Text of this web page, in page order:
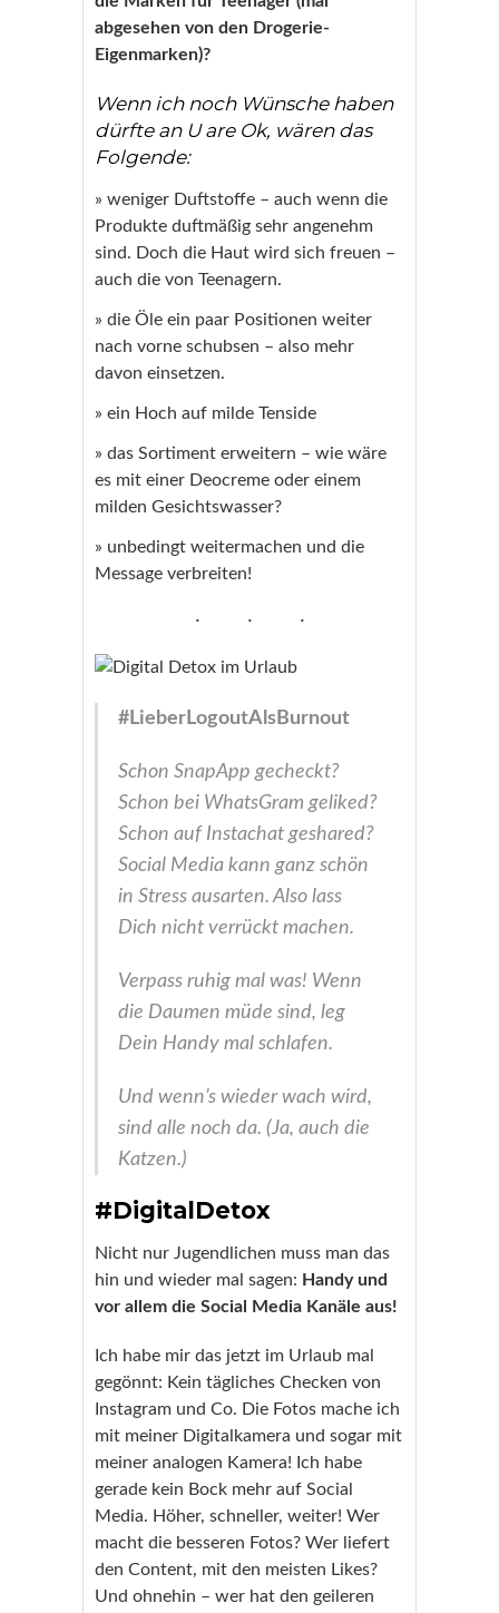
abgesehen von den Drogerie-
Eigenmarken)?
Wenn ich noch Wünsche haben
dürfte an U are Ok, wären das
Folgende:
» weniger Duftstoffe – auch wenn die
Produkte duftmäßig sehr angenehm
sind. Doch die Haut wird sich freuen –
auch die von Teenagern.
» die Öle ein paar Positionen weiter
nach vorne schubsen – also mehr
davon einsetzen.
» ein Hoch auf milde Tenside
» das Sortiment erweitern – wie wäre
es mit einer Deocreme oder einem
milden Gesichtswasser?
» unbedingt weitermachen und die
Message verbreiten!
#LieberLogoutAlsBurnout
Schon SnapApp gecheckt?
Schon bei WhatsGram geliked?
Schon auf Instachat geshared?
Social Media kann ganz schön
in Stress ausarten. Also lass
Dich nicht verrückt machen.
Verpass ruhig mal was! Wenn
die Daumen müde sind, leg
Dein Handy mal schlafen.
Und wenn’s wieder wach wird,
sind alle noch da. (Ja, auch die
Katzen.)
#DigitalDetox
Nicht nur Jugendlichen muss man das
hin und wieder mal sagen: Handy und
vor allem die Social Media Kanäle aus!
Ich habe mir das jetzt im Urlaub mal
gegönnt: Kein tägliches Checken von
Instagram und Co. Die Fotos mache ich
mit meiner Digitalkamera und sogar mit
meiner analogen Kamera! Ich habe
gerade kein Bock mehr auf Social
Media. Höher, schneller, weiter! Wer
macht die besseren Fotos? Wer liefert
den Content, mit den meisten Likes?
Und ohnehin – wer hat den geileren